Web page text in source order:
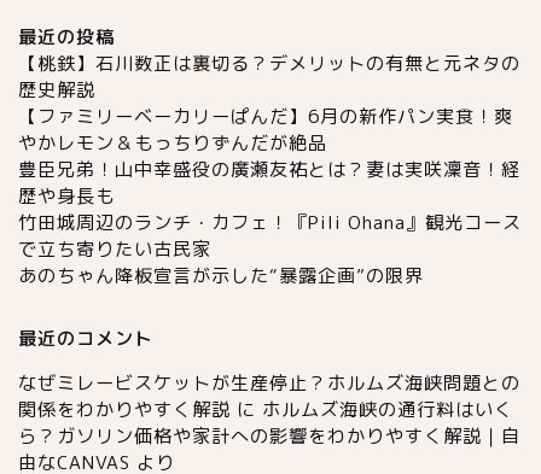
最近の投稿
【桃鉄】石川数正は裏切る？デメリットの有無と元ネタの
歴史解説
【ファミリーベーカリーぱんだ】6月の新作パン実食！爽
やかレモン＆もっちりずんだが絶品
豊臣兄弟！山中幸盛役の廣瀬友祐とは？妻は実咲凜音！経
歴や身長も
竹田城周辺のランチ・カフェ！『Pili Ohana』観光コース
で立ち寄りたい古民家
あのちゃん降板宣言が示した“暴露企画”の限界
最近のコメント
なぜミレービスケットが生産停止？ホルムズ海峡問題との
関係をわかりやすく解説 に ホルムズ海峡の通行料はいく
ら？ガソリン価格や家計への影響をわかりやすく解説｜自
由なCANVAS より